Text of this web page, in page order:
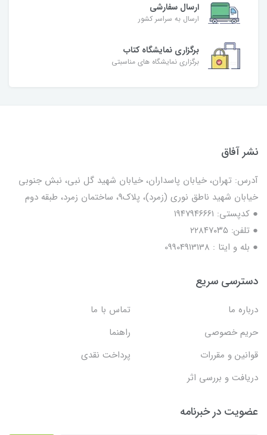
ارسال سفارشی
ارسال به سراسر کشور
برگزاری نمایشگاه کتاب
برگزاری نمایشگاه های مناسبتی
نشر آفاق
آدرس: تهران، خیابان پاسداران، خیابان شهید گل نبی، نبش جنوبی
خیابان شهید ناطق نوری (زمرد)، پلاک9، ساختمان زمرد، طبقه دوم
● کدپستی: ۱۹۴۷۹۴۶۶۶۱
● تلفن: ٢٢٨۴٧۰۳۵
● بله و ایتا : 09904913138
دسترسی سریع
درباره ما
تماس با ما
حریم خصوصی
راهنما
قوانین و مقررات
پرداخت نقدی
دریافت و بررسی اثر
عضویت در خبرنامه